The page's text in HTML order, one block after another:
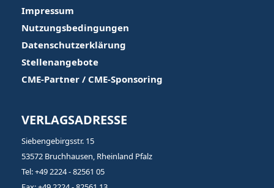
Impressum
Nutzungsbedingungen
Datenschutzerklärung
Stellenangebote
CME-Partner / CME-Sponsoring
VERLAGSADRESSE
Siebengebirgsstr. 15
53572 Bruchhausen, Rheinland Pfalz
Tel: +49 2224 - 82561 05